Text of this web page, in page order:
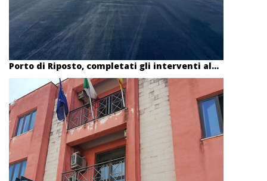
Porto di Riposto, completati gli interventi al...